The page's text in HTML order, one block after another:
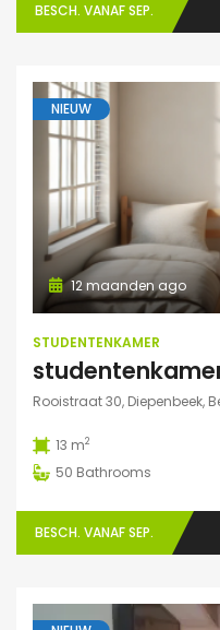
BESCH. VANAF SEP.
NIEUW
12 maanden ago
STUDENTENKAMER
Rooistraat 30, Diepenbeek,
13 m2
50 Bathrooms
BESCH. VANAF SEP.